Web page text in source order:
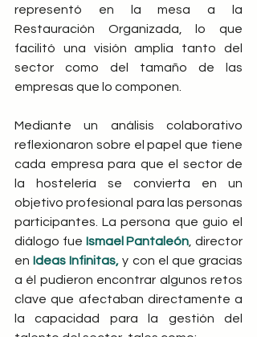
representó en la mesa a la
Restauración Organizada, lo que
facilitó una visión amplia tanto del
sector como del tamaño de las
empresas que lo componen.
Mediante un análisis colaborativo
reflexionaron sobre el papel que tiene
cada empresa para que el sector de
la hostelería se convierta en un
objetivo profesional para las personas
participantes. La persona que guio el
diálogo fue Ismael Pantaleón , director
en Ideas Infinitas, y con el que gracias
a él pudieron encontrar algunos retos
clave que afectaban directamente a
la capacidad para la gestión del